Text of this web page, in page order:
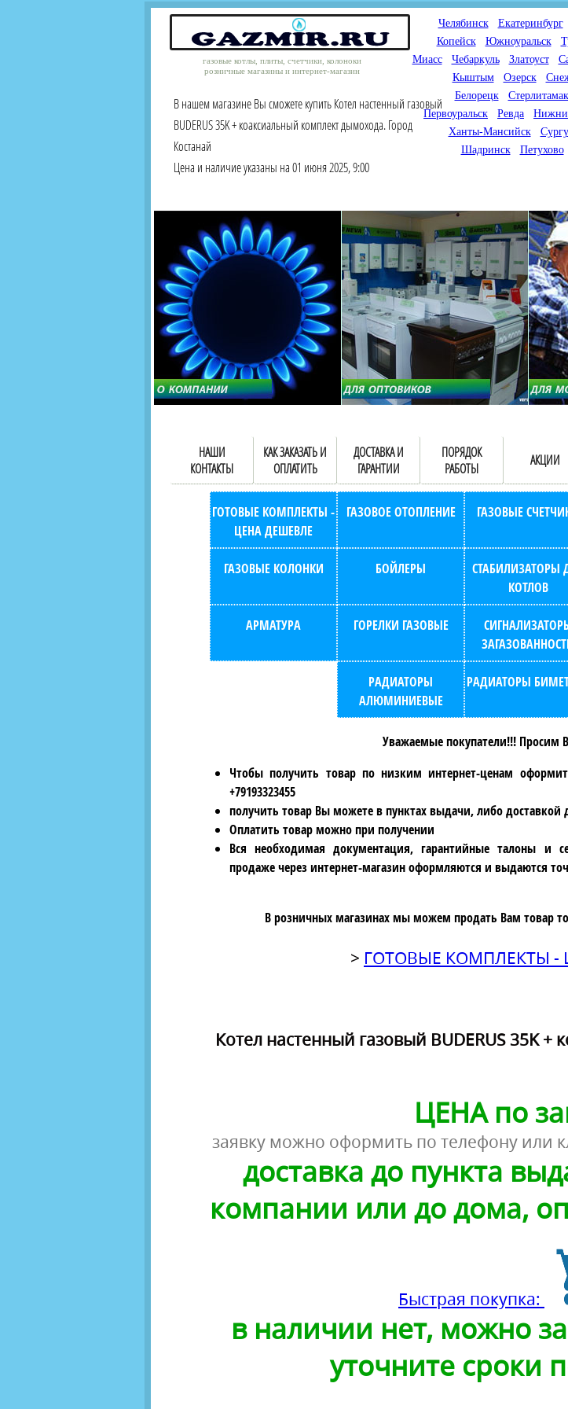
газовые котлы, плиты, счетчики, колоноки
розничные магазины и интернет-магазин
Челябинск Екатеринбург
Копейск
Южноуральск
Миасс
Чебаркуль Златоуст
Кыштым
Озерск
Белорецк
Стерлитамак
Первоуральск
Ревда
Ханты-Мансийск
Шадринск
Петухово
В нашем магазине Вы сможете купить Котел настенный газовый
BUDERUS 35K + коаксиальный комплект дымохода. Город
Костанай
Цена и наличие указаны на 01 июня 2025, 9:00
Мы продаем газовые котлы
для отопления,
водонагреватели, счетчики
газа с доставкой по городам
России и Казахстана
Мы
НАШИ
КОНТАКТЫ
КАК ЗАКАЗАТЬ И
ОПЛАТИТЬ
ДОСТАВКА И
ГАРАНТИИ
ПОРЯДОК
РАБОТЫ
АКЦИИ
ГОТОВЫЕ КОМПЛЕКТЫ -
ЦЕНА ДЕШЕВЛЕ
ГАЗОВОЕ ОТОПЛЕНИЕ ГАЗОВЫЕ
ГАЗОВЫЕ КОЛОНКИ БОЙЛЕРЫ
СТАБИЛИЗАТОРЫ
КОТЛОВ
АРМАТУРА ГОРЕЛКИ ГАЗОВЫЕ
РАДИАТОРЫ
АЛЮМИНИЕВЫЕ
РАДИАТОРЫ
Уважаемые покупатели!!! Просим
Чтобы получить товар по низким интернет-ценам
+79193323455
получить товар Вы можете в пунктах выдачи, либо доставкой
Оплатить товар можно при получении
Вся необходимая документация, гарантийные талоны и
продаже через интернет-магазин оформляются и выдаются
В розничных магазинах мы можем продать Вам товар
> ГОТОВЫЕ КОМПЛЕКТЫ -
Котел настенный газовый BUDERUS 35K
ЦЕНА по
заявку можно оформить по телефону или
доставка до пункта
компании или до дома,
Быстрая покупка:
в наличии нет, можно
уточните сроки